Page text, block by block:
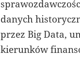
danych
przez Big Data,
kierunków